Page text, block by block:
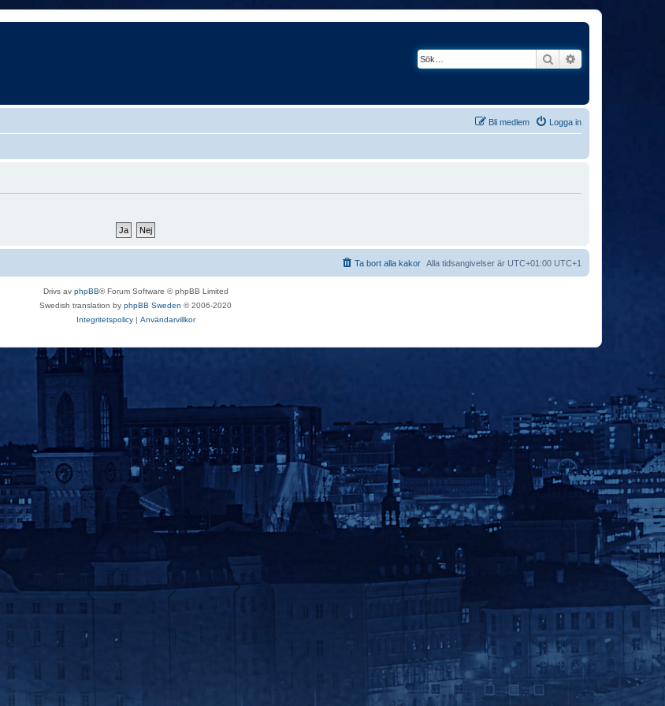
Sök
Logga in
Bli medlem
Alla tidsangivelser är UTC+01:00 UTC+1
Ta bort alla kakor
Drivs av phpBB® Forum Software © phpBB Limited
Swedish translation by phpBB Sweden © 2006-2020
Integritetspolicy| Användarvillkor